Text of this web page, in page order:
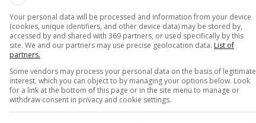
nga Melody janë kuzhinat më inovative, të
dhe vërtetë të pashme e që gjithashtu janë
çmimin më të lirë në tregun tonë.
Your personal data will be processed and information from your device
(cookies, unique identifiers, and other device data) may be stored by,
accessed by and shared with 369 partners, or used specifically by this
site. We and our partners may use precise geolocation data. List of
partners.
Some vendors may process your personal data on the basis of legitimate
interest, which you can object to by managing your options below. Look
for a link at the bottom of this page or in the site menu to manage or
withdraw consent in privacy and cookie settings.